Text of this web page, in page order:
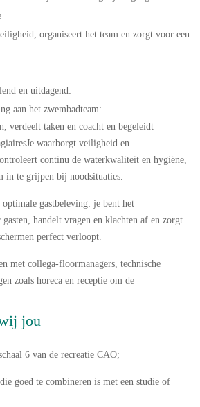
organiseert het team en zorgt voor een
en uitdagend:
aan het zwembadteam:
verdeelt taken en coacht en begeleidt
waarborgt veiligheid en
continu de waterkwaliteit en hygiëne,
in te grijpen bij noodsituaties.
optimale gastbeleving: je bent het
gasten, handelt vragen en klachten af en zorgt
perfect verloopt.
met collega-floormanagers, technische
zoals horeca en receptie om de
jou
6 van de recreatie CAO;
goed te combineren is met een studie of